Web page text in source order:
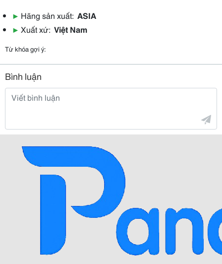
▶ Hãng sản xuất: ASIA
▶ Xuất xứ: Việt Nam
Từ khóa gợi ý:
Bình luận